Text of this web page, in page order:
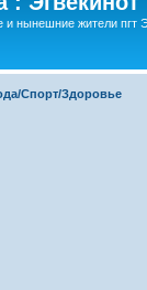
нынешние жители пгт
Спорт/Здоровье